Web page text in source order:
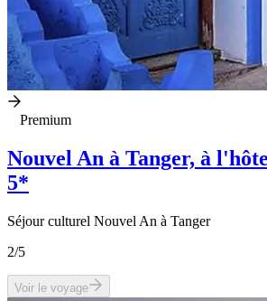
Premium
Nouvel An à Tanger, à
5*
Séjour culturel Nouvel An à Tanger
2/5
Voir le voyage